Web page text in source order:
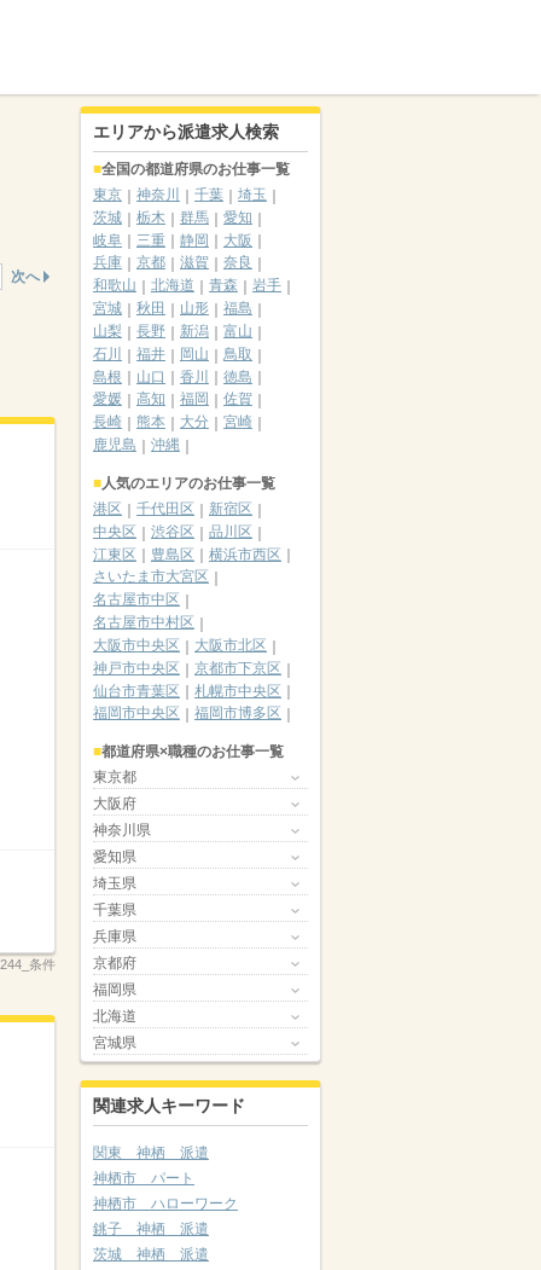
次へ
条件
エリアから派遣求人検索
全国の都道府県のお仕事一覧
東京
神奈川 千葉
埼玉
茨城
栃木 群馬
愛知
岐阜
三重 静岡
大阪
兵庫
京都 滋賀
奈良
和歌山
北海道 青森
岩手
宮城
秋田 山形
福島
山梨
長野 新潟
富山
石川
福井 岡山
鳥取
島根
山口 香川
徳島
愛媛
高知 福岡
佐賀
長崎
熊本 大分
宮崎
鹿児島
沖縄
人気のエリアのお仕事一覧
港区
千代田区
新宿区
中央区
渋谷区
品川区
江東区
豊島区
横浜市西区
さいたま市大宮区
名古屋市中区
名古屋市中村区
大阪市中央区
大阪市北区
神戸市中央区
京都市下京区
仙台市青葉区
札幌市中央区
福岡市中央区
福岡市博多区
都道府県×職種のお仕事一覧
東京都
大阪府
神奈川県
愛知県
埼玉県
千葉県
兵庫県
京都府
福岡県
北海道
宮城県
関連求人キーワード
関東 神栖 派遣
神栖市 パート
神栖市 ハローワーク
銚子 神栖 派遣
茨城 神栖 派遣